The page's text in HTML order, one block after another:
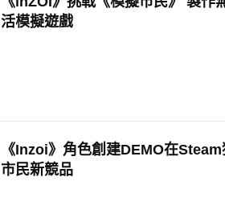
活模擬遊戲
《Inzoi》角色創建DEMO在
市民新競品